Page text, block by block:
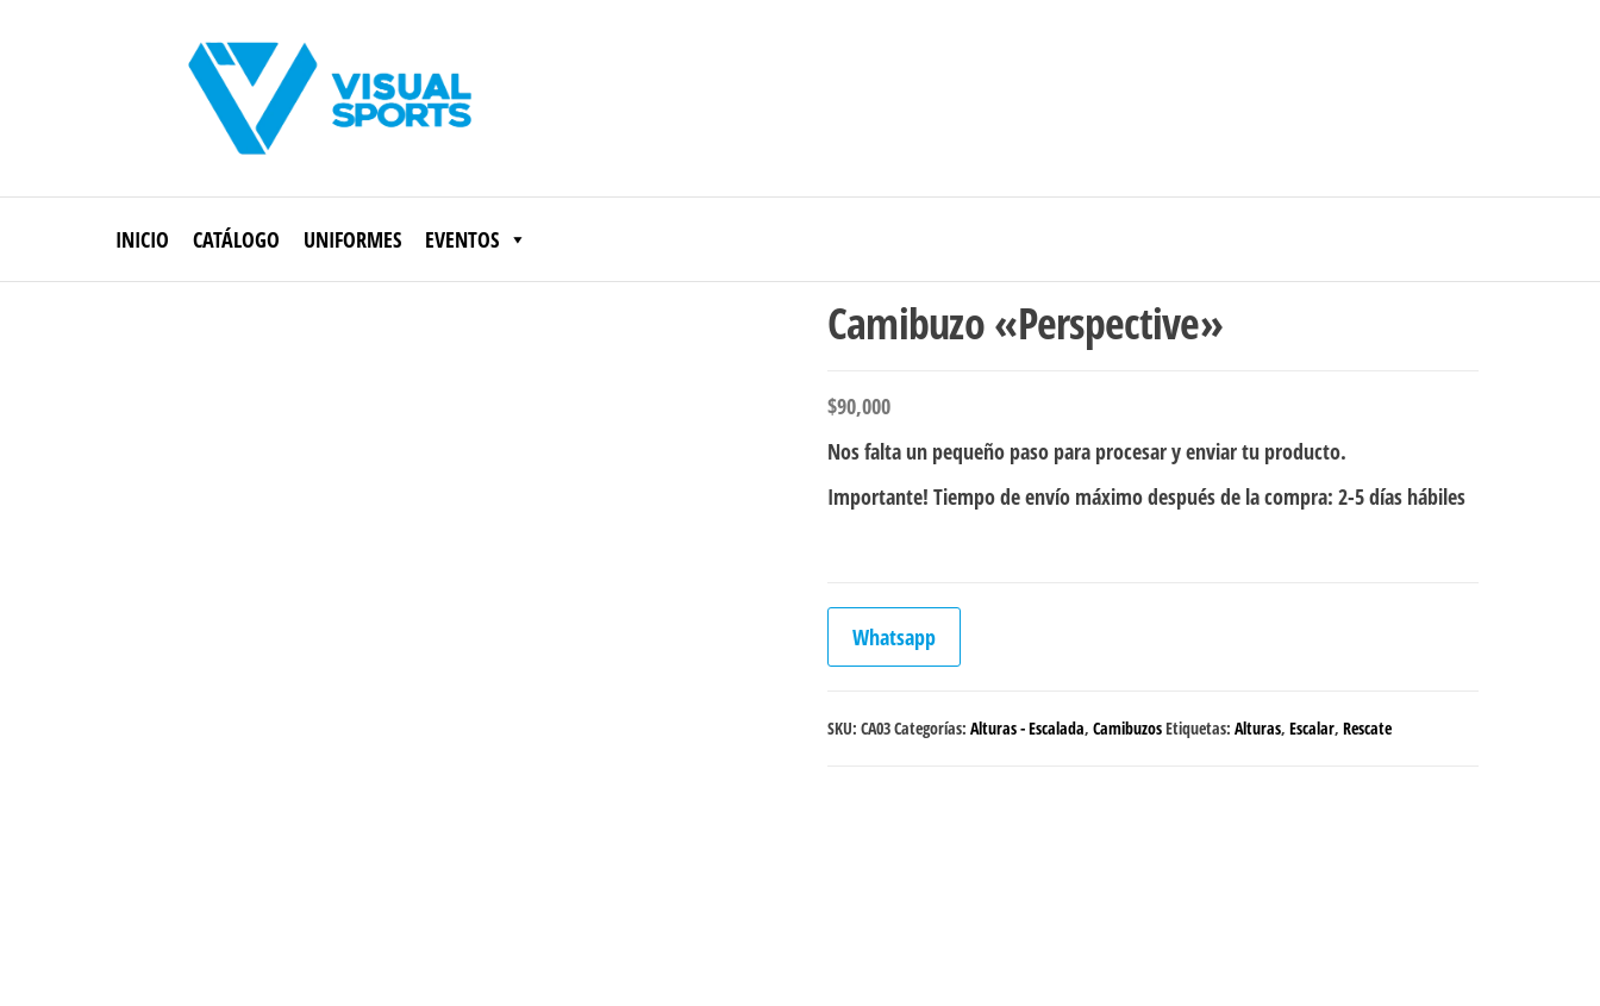
INICIO CATÁLOGO UNIFORMES EVENTOS
Camibuzo «Perspective»
$90,000
Nos falta un pequeño paso para procesar y enviar tu producto.
Importante! Tiempo de envío máximo después de la compra: 2-5 días hábiles
Whatsapp
SKU: CA03Categorías: Alturas - Escalada, CamibuzosEtiquetas: Alturas, Escalar, Rescate